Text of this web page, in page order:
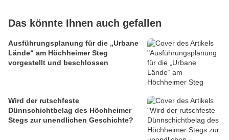
Das könnte Ihnen auch gefallen
Ausführungsplanung für die „Urbane
Lände“ am Höchheimer Steg
vorgestellt und beschlossen
Wird der rutschfeste
Dünnschichtbelag des Höchheimer
Stegs zur unendlichen Geschichte?